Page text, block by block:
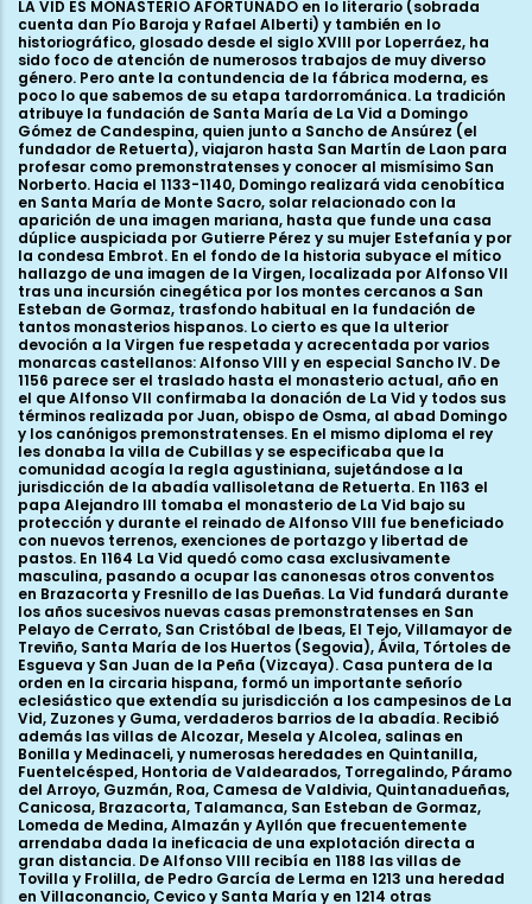
LA VID ES MONASTERIO AFORTUNADO en lo literario (sobrada cuenta dan Pío Baroja y Rafael Alberti) y también en lo historiográfico, glosado desde el siglo XVIII por Loperráez, ha sido foco de atención de numerosos trabajos de muy diverso género. Pero ante la contundencia de la fábrica moderna, es poco lo que sabemos de su etapa tardorrománica. La tradición atribuye la fundación de Santa María de La Vid a Domingo Gómez de Candespina, quien junto a Sancho de Ansúrez (el fundador de Retuerta), viajaron hasta San Martín de Laon para profesar como premonstratenses y conocer al mismísimo San Norberto. Hacia el 1133-1140, Domingo realizará vida cenobítica en Santa María de Monte Sacro, solar relacionado con la aparición de una imagen mariana, hasta que funde una casa dúplice auspiciada por Gutierre Pérez y su mujer Estefanía y por la condesa Embrot. En el fondo de la historia subyace el mítico hallazgo de una imagen de la Virgen, localizada por Alfonso VII tras una incursión cinegética por los montes cercanos a San Esteban de Gormaz, trasfondo habitual en la fundación de tantos monasterios hispanos. Lo cierto es que la ulterior devoción a la Virgen fue respetada y acrecentada por varios monarcas castellanos: Alfonso VIII y en especial Sancho IV. De 1156 parece ser el traslado hasta el monasterio actual, año en el que Alfonso VII confirmaba la donación de La Vid y todos sus términos realizada por Juan, obispo de Osma, al abad Domingo y los canónigos premonstratenses. En el mismo diploma el rey les donaba la villa de Cubillas y se especificaba que la comunidad acogía la regla agustiniana, sujetándose a la jurisdicción de la abadía vallisoletana de Retuerta. En 1163 el papa Alejandro III tomaba el monasterio de La Vid bajo su protección y durante el reinado de Alfonso VIII fue beneficiado con nuevos terrenos, exenciones de portazgo y libertad de pastos. En 1164 La Vid quedó como casa exclusivamente masculina, pasando a ocupar las canonesas otros conventos en Brazacorta y Fresnillo de las Dueñas. La Vid fundará durante los años sucesivos nuevas casas premonstratenses en San Pelayo de Cerrato, San Cristóbal de Ibeas, El Tejo, Villamayor de Treviño, Santa María de los Huertos (Segovia), Ávila, Tórtoles de Esgueva y San Juan de la Peña (Vizcaya). Casa puntera de la orden en la circaria hispana, formó un importante señorío eclesiástico que extendía su jurisdicción a los campesinos de La Vid, Zuzones y Guma, verdaderos barrios de la abadía. Recibió además las villas de Alcozar, Mesela y Alcolea, salinas en Bonilla y Medinaceli, y numerosas heredades en Quintanilla, Fuentelcésped, Hontoria de Valdearados, Torregalindo, Páramo del Arroyo, Guzmán, Roa, Camesa de Valdivia, Quintanadueñas, Canicosa, Brazacorta, Talamanca, San Esteban de Gormaz, Lomeda de Medina, Almazán y Ayllón que frecuentemente arrendaba dada la ineficacia de una explotación directa a gran distancia. De Alfonso VIII recibía en 1188 las villas de Tovilla y Frolilla, de Pedro García de Lerma en 1213 una heredad en Villaconancio, Cevico y Santa María y en 1214 otras propiedades, ganados y bienes muebles en Quintanilla de Valdado, Santa Cecilia, Levaniegos, Villahoz y Tordómar, además de 300 maravedís, bajo la condición de instalar un hospital en Quintanilla servido por un clérigo que cantara misa a diario y otro más ante el altar de Santa María Magdalena en La Vid pro anima. Con el obispado de Osma mantuvo interesadas relaciones, sometiéndose al mismo en 1255 y obteniendo en 1258 amparo del oxomense frente a los pleitos que La Vid sostenía con los premonstratenses de Retuerta. La decadencia de la casa vino marcada por la voracidad de los abades vitalicios que terminaron por vender propiedades y censos. La asunción de un organigrama capitaneado por abades comendatarios y trienales tampoco solventó las tensiones, haciéndose necesaria una reforma general. Don Íñigo López de Mendoza, nombrado por el papa León X abad comendatario perpetuo de La Vid en 1516, intentó poner coto a tanto desmán rentual y descarrío espiritual. Obispo de Coria (1520) y de Burgos (1529-1537), accedió al cardenalato en 1532. Entre 1516 y 1528 dirigió los rumbos de La Vid, auxiliado por priores de su confianza, destacando el protagonismo de Clemente de Mendieta. A juzgar por los 4.000 maravedís anuales que La Vid pagaba ante el capítulo provincial de los mostenses castellanos, estuvo muy por encima de las posibilidades del resto de los monasterios de la orden. Gracias al cardenal Íñigo López de Mendoza los mostenses incorporan los abades trienales y La Vid se convierte en cabeza de una abortada congregación, liberándose de la dependencia ejercida por Retuerta. Tras el fallecimiento de don Íñigo en 1535, fue enterrado en la Domus Dei franciscana de La Aguilera (Burgos) hasta que en 1579 sus restos fueron trasladados definitivamente hasta la capilla mayor de la iglesia de La Vid. Beneficiado por el conde de Miranda, don Juan de Zúñiga y Avellaneda, en 1594 La Vid obtenía de Clemente VIII el ius pontificalium, pudiendo los abades celebrar con mitra, anillo y báculo, bendiciendo a la feligresía como si de obispos se tratara. La concesión de indulgencias plenarias por parte de Pío V a cuantos visitaran la imagen de la Virgen potenció el monasterio como centro de peregrinación (1609), pero desde el siglo XVII, una tradición que atribuía la educación de Santo Domingo de Guzmán al abad Domingo en la casa premonstratense de La Vid, hizo ganar adeptos, limosnas y prerrogativas. Tan ilustres orígenes parecen reforzados por la obra de fray Bernardo de León, cronista oficial de la orden, publicada en 1626 en la misma imprenta del monasterio. A lo largo del XVIII los condes de Miranda renovaron su patronato mientras la comunidad alcanzaba los cuarenta miembros, distinguiéndose entre ellos el célebre abad Esteban de Noriega (1726-1729), general de los mostenses y obispo de Solsona, o el arquitecto, matemático y topógrafo Mateo de Arana. La Vid fue desamortizado durante el trienio liberal de 1820-1823, siete profesos de la comunidad al frente del abad Julián González Uriarte regresaron durante la restauración fernandina, la casa fue noviciado hasta su exclaustración definitiva en 1835, cuando se convirtió en parroquia. Por fortuna, el grueso del edificio fue calificado como casa rectoral dependiente del obispado de Osma, salvando así su fábrica y su extraordinaria biblioteca. El destino sonrió a la hermosa casa ribereña: el comisario provincial agustino Celestino Mayordomo conseguía de Isabel II y del obispo oxomense Lagüera la propiedad del ex monasterio y en 1866 el nuncio Barilli hacía donación perpetua de La Vid a la orden de San Agustín, los nuevos ocupantes del convento completarían allí su formación, fructificando en varias hornadas de misioneros filipenses que desarrollaron su apostolado en las lejanas tierras de China y las islas Filipinas. El patronato de los Mendoza marca el devenir artístico del monasterio de La Vid. Desde cualquier punto del entorno es reconocible su majestuosa capilla funeraria con dos niveles bien marcados, en realidad corresponde a la gran cabecera del templo, capilla mayor ochavada cubierta con bóveda estrellada sobre tambor. Fue iniciada en 1522 y su tipología sigue el modelo instaurado por el linaje de los Velasco en su capilla del Condestable de la catedral burgalesa: bloque cuadrangular con capilla poligonal en el testero y sendos tramos rectangulares al norte y al sur. El repertorio ornamental es plenamente renacentista, combinando el grutesco siloesco con la heráldica más exaltada (cf. Los escudos de Íñigo López de Mendoza y de su hermano Francisco de Zúñiga, tercer conde de Miranda, en los brazos del transepto, además de los presentes en los contrafuertes exteriores y en las maltrechas vidrieras que parecen corresponder a los Avellaneda, Velasco, Mendoza y Zúñiga entre otros). Sobre la capilla mayor está perfectamente documentada la actuación de Sebastián de Oria (ca. 1522-1542) y de Pedro de Resines, Juan de Resines y Juan de 0Vallejo (ca. 1542-1572). Bajo las cuatro trompas aveneradas sobre las que surge la bóveda aparecen esculturas exentas de apóstoles y abades premonstratenses (Pedro, Norberto, José Hermans, Godofredo, Milón, Gerián, Federico, Jacobo Lacops) y otros personajes de compleja identificación (quizá Gilberto, Federico y Adriano Papa) que datan de 1735-1738. En el triunfal oriental la data de 1572 parece corresponder con el fin de las obras en la capilla. El retablo mayor, encargado por Juan de Zúñiga, virre y de Nápoles en 1592, es obra de Antonio de Lejalde y contiene pinturas de marcado acento napolitano obradas por Fabricio Santa Fe, Jerónimo Napolitano, Domingo Nicenio, Juan Bautista Cavagna y Wensel Covergher. Preside una excepcional y apenas conocida talla en piedra policromada de la Virgen con el Niño datada ca. 1275-1300, quizás donación de Sancho IV y tradicionalmente incluida dentro del grupo vasco-navarro-riojano. Los retablos laterales, dedicados a Norberto, Agustín, Nicolás de Tolentino y beato Federico de Ratisbona son obra del XVII. Otras imágenes ya retiradas de los mismos, correspondientes a Domingo de Guzmán y la Virgen de la Concepción del Monte, parecen obra del taller de Gregorio Fernández. A pesar del acentuado aspecto tardogótico, las tres naves del templo -mucho más ancha la central- debieron alzarse hacia 1734 (data que aparece en uno de los fajones de la nave central), delimitando cuatro tramos separados por gruesos pilares fasciculados y cubiertos con bóvedas estrelladas. El coro alto de los pies, ocupando los dos primeros tramos de las naves, presenta bóvedas de terceletes y combados, con gran arco carpanel del XVIII abierto hacia oriente. Pero la imagen distintiva del monasterio de La Vid, además de la monumental cabecera, es la fastuosa fachada churrigueresca que cierra el hastial occidental de la iglesia, coronando con una airosa espadaña constituida por triple nivel de campanas y en relación con la ermita de la Santísima Tr